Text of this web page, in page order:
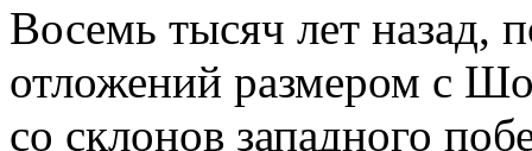
Восемь тысяч лет назад,
отложений размером с
со склонов западного